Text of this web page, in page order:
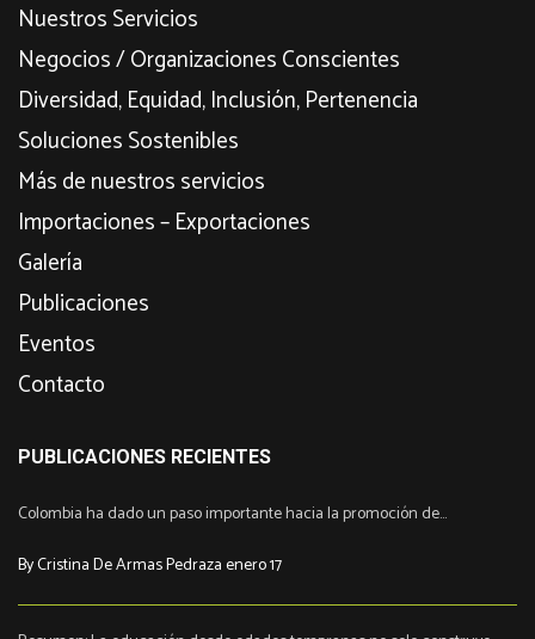
Nuestros Servicios
Negocios / Organizaciones Conscientes
Diversidad, Equidad, Inclusión, Pertenencia
Soluciones Sostenibles
Más de nuestros servicios
Importaciones – Exportaciones
Galería
Publicaciones
Eventos
Contacto
PUBLICACIONES RECIENTES
Colombia ha dado un paso importante hacia la promoción de...
By Cristina De Armas Pedraza enero 17